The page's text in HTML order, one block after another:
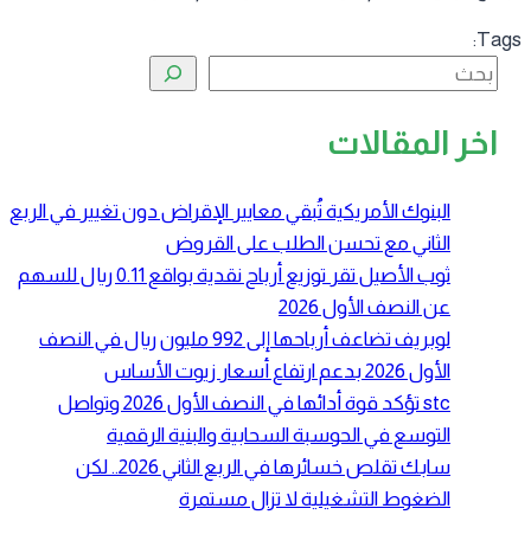
البحث
اخر المقالات
البنوك الأمريكية تُبقي معايير الإقراض دون تغيير في الربع
الثاني مع تحسن الطلب على القروض
ثوب الأصيل تقر توزيع أرباح نقدية بواقع 0.11 ريال للسهم
عن النصف الأول 2026
لوبريف تضاعف أرباحها إلى 992 مليون ريال في النصف
الأول 2026 بدعم ارتفاع أسعار زيوت الأساس
stc تؤكد قوة أدائها في النصف الأول 2026 وتواصل
التوسع في الحوسبة السحابية والبنية الرقمية
سابك تقلص خسائرها في الربع الثاني 2026.. لكن
الضغوط التشغيلية لا تزال مستمرة